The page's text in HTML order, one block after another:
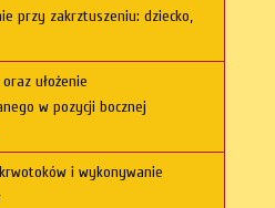
przy zakrztuszeniu: dziecko,
ułożenie
w pozycji bocznej
i wykonywanie